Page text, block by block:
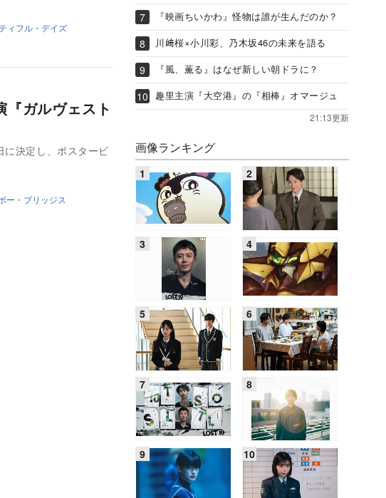
ィフル・デイズ
ガルヴェスト
決定し、ポスタービ
ー・ブリッジス
『映画ちいかわ』怪物は誰が生んだのか？
川﨑桜×小川彩、乃木坂46の未来を語る
『風、薫る』はなぜ新しい朝ドラに？
趣里主演『大空港』の『相棒』オマージュ
21:13更新
画像ランキング